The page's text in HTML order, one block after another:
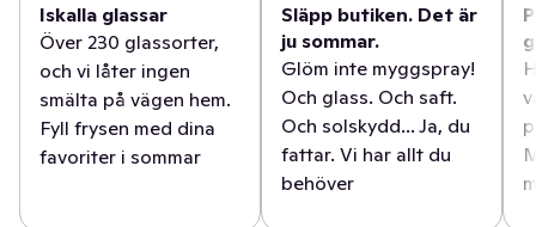
Iskalla glassar
Över 230 glassorter,
och vi låter ingen
smälta på vägen hem.
Fyll frysen med dina
favoriter i sommar
Släpp butiken. Det är
ju sommar.
Glöm inte myggspray!
Och glass. Och saft.
Och solskydd... Ja, du
fattar. Vi har allt du
behöver